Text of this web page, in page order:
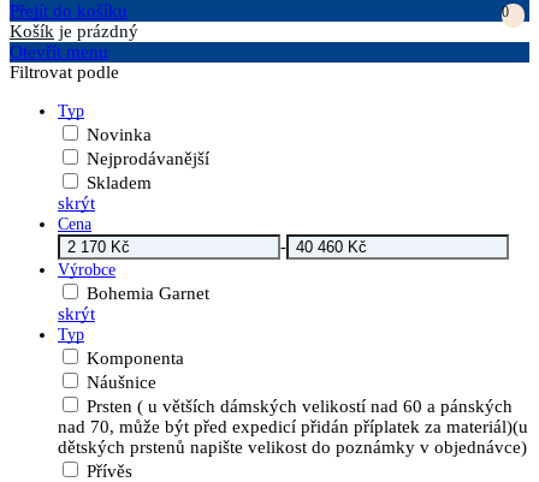
Přejít do košíku
0
Košík je prázdný
Otevřít menu
Filtrovat podle
Typ
Novinka
Nejprodávanější
Skladem
skrýt
Cena
-
Výrobce
Bohemia Garnet
skrýt
Typ
Komponenta
Náušnice
Prsten ( u větších dámských velikostí nad 60 a pánských
nad 70, může být před expedicí přidán příplatek za materiál)(u
dětských prstenů napište velikost do poznámky v objednávce)
Přívěs